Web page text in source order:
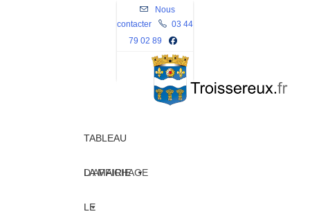
Skip
to
content
Nous
contacter
03 44
79 02 89
TABLEAU
D’AFFICHAGE
LA MAIRIE
LE